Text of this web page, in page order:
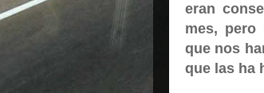
eran
mes, pero
que nos
que las ha